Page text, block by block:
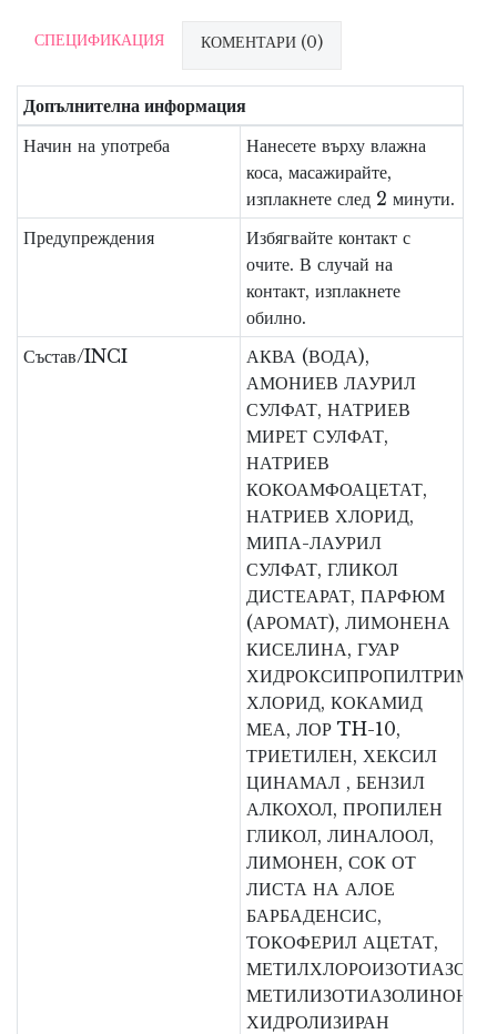
СПЕЦИФИКАЦИЯ КОМЕНТАРИ (0)
Допълнителна информация
Начин на употреба
Нанесете върху влажна
коса, масажирайте,
изплакнете след 2 минути.
Предупреждения
Избягвайте контакт с
очите. В случай на
контакт, изплакнете
обилно.
Състав/INCI
АКВА (ВОДА),
АМОНИЕВ ЛАУРИЛ
СУЛФАТ, НАТРИЕВ
МИРЕТ СУЛФАТ,
НАТРИЕВ
КОКОАМФОАЦЕТАТ,
НАТРИЕВ ХЛОРИД,
МИПА-ЛАУРИЛ
СУЛФАТ, ГЛИКОЛ
ДИСТЕАРАТ, ПАРФЮМ
(АРОМАТ), ЛИМОНЕНА
КИСЕЛИНА, ГУАР
ХЛОРИД, КОКАМИД
МЕА, ЛОР TH-10,
ТРИЕТИЛЕН, ХЕКСИЛ
ЦИНАМАЛ , БЕНЗИЛ
АЛКОХОЛ, ПРОПИЛЕН
ГЛИКОЛ, ЛИНАЛООЛ,
ЛИМОНЕН, СОК ОТ
ЛИСТА НА АЛОЕ
БАРБАДЕНСИС,
ТОКОФЕРИЛ АЦЕТАТ,
МЕТИЛИЗОТИАЗОЛИНОН,
ХИДРОЛИЗИРАН